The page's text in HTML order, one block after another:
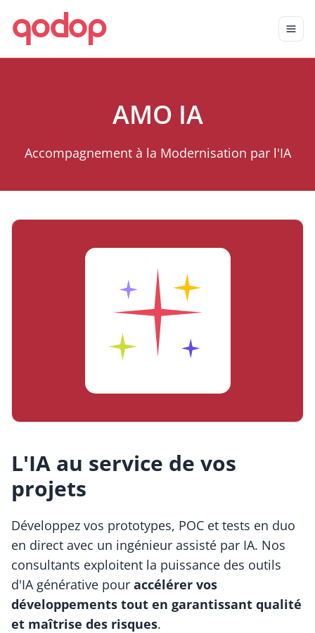
Aller au contenu principal
Aller au menu
qodop
AMO IA
Accompagnement à la Modernisation par l'IA
L'IA au service de vos
projets
Développez vos prototypes, POC et tests en duo
en direct avec un ingénieur assisté par IA. Nos
consultants exploitent la puissance des outils
d'IA générative pour accélérer vos
développements tout en garantissant qualité
et maîtrise des risques.